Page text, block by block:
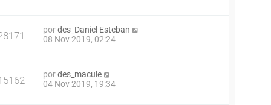
pordes_Daniel Esteban
08 Nov 2019, 02:24
pordes_macule
04 Nov 2019, 19:34